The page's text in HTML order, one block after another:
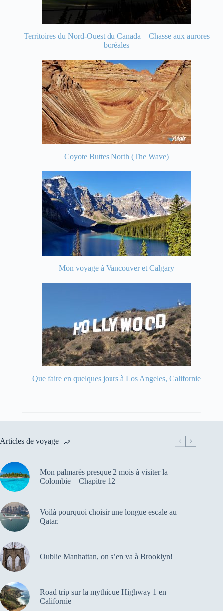
Territoires du Nord-Ouest du Canada – Chasse aux aurores
boréales
Coyote Buttes North (The Wave)
Mon voyage à Vancouver et Calgary
Que faire en quelques jours à Los Angeles, Californie
Articles de voyage
Mon palmarès presque 2 mois à visiter la
Colombie – Chapitre 12
Voilà pourquoi choisir une longue escale au
Qatar.
Oublie Manhattan, on s’en va à Brooklyn!
Road trip sur la mythique Highway 1 en
Californie